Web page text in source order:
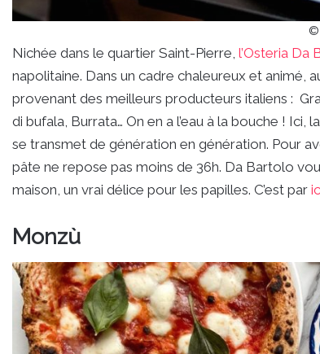
©
Nichée dans le quartier Saint-Pierre, l’Osteria Da
napolitaine. Dans un cadre chaleureux et animé,
provenant des meilleurs producteurs italiens :
di bufala, Burrata… On en a l’eau à la bouche ! Ici,
se transmet de génération en génération. Pour
pâte ne repose pas moins de 36h. Da Bartolo
maison, un vrai délice pour les papilles. C’est par
Monzù